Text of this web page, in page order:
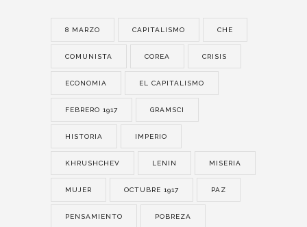
8 MARZO CAPITALISMO CHE
COMUNISTA COREA CRISIS
ECONOMIA EL CAPITALISMO
FEBRERO 1917 GRAMSCI
HISTORIA IMPERIO
KHRUSHCHEV LENIN MISERIA
MUJER OCTUBRE 1917 PAZ
PENSAMIENTO POBREZA